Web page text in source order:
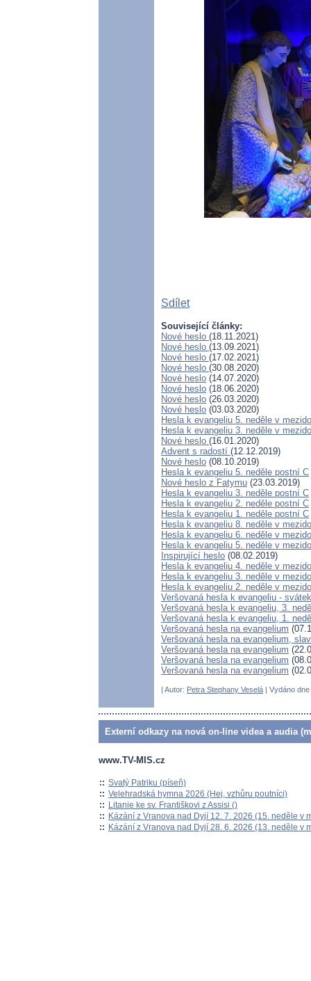
Sdílet
Související články:
Nové heslo (18.11.2021)
Nové heslo (13.09.2021)
Nové heslo (17.02.2021)
Nové heslo (30.08.2020)
Nové heslo (14.07.2020)
Nové heslo (18.06.2020)
Nové heslo (26.03.2020)
Nové heslo (03.03.2020)
Hesla k evangeliu 5. neděle v
Hesla k evangeliu 3. neděle v
Nové heslo (16.01.2020)
Advent s radostí (12.12.2019)
Nové heslo (08.10.2019)
Hesla k evangeliu 5. neděle postní C
Nové heslo z Fatymu (23.03.2019)
Hesla k evangeliu 3. neděle postní C
Hesla k evangeliu 2. neděle postní C
Hesla k evangeliu 1. neděle postní C
Hesla k evangeliu 8. neděle v
Hesla k evangeliu 6. neděle v
Hesla k evangeliu 5. neděle v
Inspirující heslo (08.02.2019)
Hesla k evangeliu 4. neděle v
Hesla k evangeliu 3. neděle v
Hesla k evangeliu 2. neděle v
Veršovaná hesla k evangeliu -
Veršovaná hesla k evangeliu, 3.
Veršovaná hesla k evangeliu, 1.
Veršovaná hesla na evangelium
Veršovaná hesla na evangelium,
Veršovaná hesla na evangelium
Veršovaná hesla na evangelium
Veršovaná hesla na evangelium
| Autor: Petra Stephany Veselá | Vydáno
Externí odkazy na nová on-line videa a audia
www.TV-MIS.cz
:: Svatý Patriku (píseň)
:: Velehradská hymna 2026 (Hej, vzhůru poutníci)
:: Litanie ke sv. Františkovi z Assisi ()
:: Kázání z Vranova nad Dyjí 12. 7. 2026 (15. neděle v
:: Kázání z Vranova nad Dyjí 28. 6. 2026 (13. neděle v